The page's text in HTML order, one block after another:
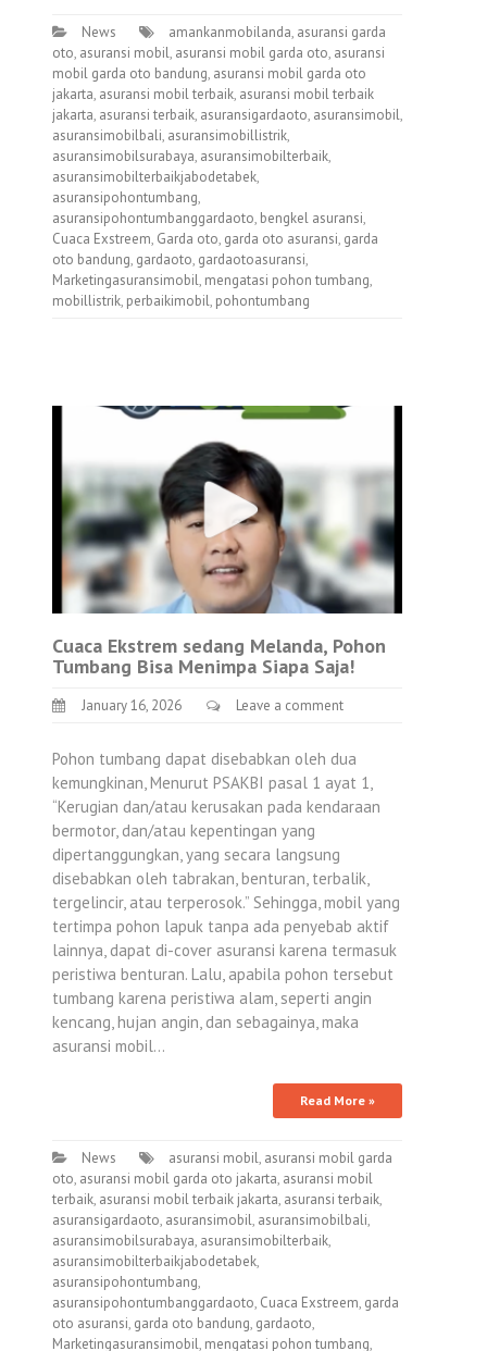
News amankanmobilanda, asuransi garda
oto, asuransi mobil, asuransi mobil garda oto, asuransi
mobil garda oto bandung, asuransi mobil garda oto
jakarta, asuransi mobil terbaik, asuransi mobil terbaik
jakarta, asuransi terbaik, asuransigardaoto, asuransimobil,
asuransimobilbali, asuransimobillistrik,
asuransimobilsurabaya, asuransimobilterbaik,
asuransimobilterbaikjabodetabek,
asuransipohontumbang,
asuransipohontumbanggardaoto, bengkel asuransi,
Cuaca Exstreem, Garda oto, garda oto asuransi, garda
oto bandung, gardaoto, gardaotoasuransi,
Marketingasuransimobil, mengatasi pohon tumbang,
mobillistrik, perbaikimobil, pohontumbang
Cuaca Ekstrem sedang Melanda, Pohon
Tumbang Bisa Menimpa Siapa Saja!
January 16, 2026 Leave a comment
Pohon tumbang dapat disebabkan oleh dua
kemungkinan, Menurut PSAKBI pasal 1 ayat 1,
“Kerugian dan/atau kerusakan pada kendaraan
bermotor, dan/atau kepentingan yang
dipertanggungkan, yang secara langsung
disebabkan oleh tabrakan, benturan, terbalik,
tergelincir, atau terperosok.” Sehingga, mobil yang
tertimpa pohon lapuk tanpa ada penyebab aktif
lainnya, dapat di-cover asuransi karena termasuk
peristiwa benturan. Lalu, apabila pohon tersebut
tumbang karena peristiwa alam, seperti angin
kencang, hujan angin, dan sebagainya, maka
asuransi mobil…
Read More »
News asuransi mobil, asuransi mobil garda
oto, asuransi mobil garda oto jakarta, asuransi mobil
terbaik, asuransi mobil terbaik jakarta, asuransi terbaik,
asuransigardaoto, asuransimobil, asuransimobilbali,
asuransimobilsurabaya, asuransimobilterbaik,
asuransimobilterbaikjabodetabek,
asuransipohontumbang,
asuransipohontumbanggardaoto, Cuaca Exstreem, garda
oto asuransi, garda oto bandung, gardaoto,
Marketingasuransimobil, mengatasi pohon tumbang,